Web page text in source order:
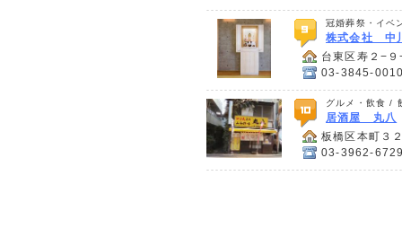
冠婚葬祭・イベ
株式会社 中
台東区寿２−
03-3845-
グルメ・飲食 /
居酒屋 丸八
板橋区本町３
03-3962-